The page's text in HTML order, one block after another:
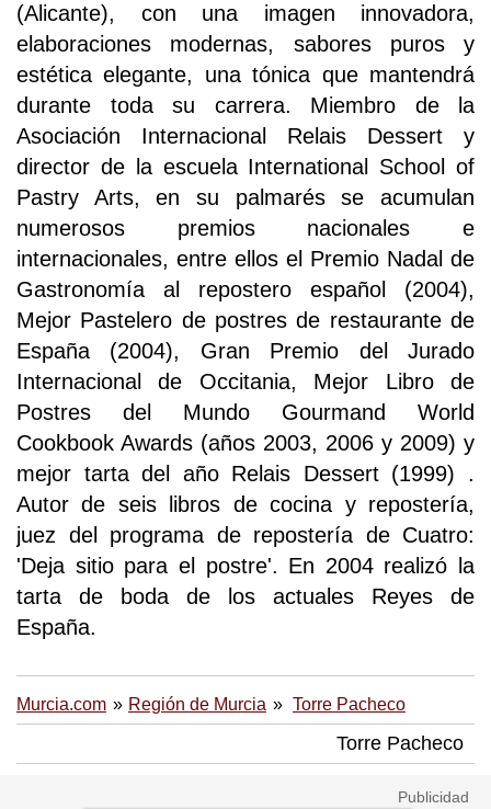
(Alicante), con una imagen innovadora,
elaboraciones modernas, sabores puros y
estética elegante, una tónica que mantendrá
durante toda su carrera. Miembro de la
Asociación Internacional Relais Dessert y
director de la escuela International School of
Pastry Arts, en su palmarés se acumulan
numerosos premios nacionales e
internacionales, entre ellos el Premio Nadal de
Gastronomía al repostero español (2004),
Mejor Pastelero de postres de restaurante de
España (2004), Gran Premio del Jurado
Internacional de Occitania, Mejor Libro de
Postres del Mundo Gourmand World
Cookbook Awards (años 2003, 2006 y 2009) y
mejor tarta del año Relais Dessert (1999) .
Autor de seis libros de cocina y repostería,
juez del programa de repostería de Cuatro:
'Deja sitio para el postre'. En 2004 realizó la
tarta de boda de los actuales Reyes de
España.
Murcia.com Región de Murcia Torre Pacheco
Torre Pacheco